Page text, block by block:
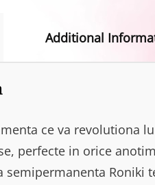
Additional
ce va revolutiona
perfecte in orice
semipermanenta Roniki